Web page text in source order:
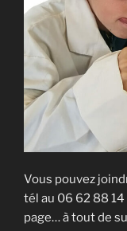
Vous pouvez
tél au 06 62 88
page… à tout de